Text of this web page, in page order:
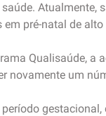
Atualmente,
pré-natal de alto
Qualisaúde, a
novamente um